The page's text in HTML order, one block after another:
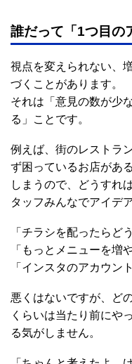
誰だって「1つ目の
視点を変えられない、
づくことがあります。
それは「意見の数が少
る」ことです。
例えば、街のレストラ
ず困っているお店があ
しまうので、どうすれ
タッフみんなでアイデ
「チラシを配ったらど
「もっとメニューを増
「インスタのアカウン
悪くはないですが、ど
くらいは当たり前にや
る気がしません。